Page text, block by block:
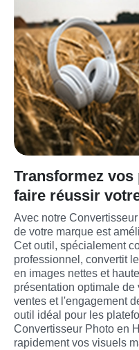
Transformez vos
faire réussir
Avec notre
de votre marque est
Cet outil, spécialement
professionnel, convertit
en images nettes et
présentation optimale
ventes et l'engagement
outil idéal pour les
Convertisseur Photo en
rapidement vos visuels